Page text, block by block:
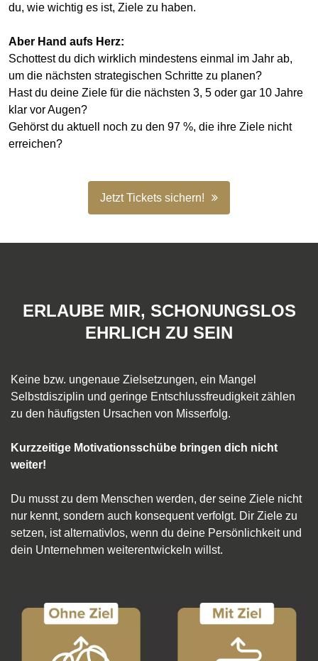
du, wie wichtig es ist, Ziele zu haben.
Aber Hand aufs Herz:
Schottest du dich wirklich mindestens einmal im Jahr ab,
um die nächsten strategischen Schritte zu planen?
Hast du deine Ziele für die nächsten 3, 5 oder gar 10 Jahre
klar vor Augen?
Gehörst du aktuell noch zu den 97 %, die ihre Ziele nicht
erreichen?
Jetzt Tickets sichern!
ERLAUBE MIR, SCHONUNGSLOS
EHRLICH ZU SEIN
Keine bzw. ungenaue Zielsetzungen, ein Mangel
Selbstdisziplin und geringe Entschlussfreudigkeit zählen
zu den häufigsten Ursachen von Misserfolg.
Kurzzeitige Motivationsschübe bringen dich nicht
weiter!
Du musst zu dem Menschen werden, der seine Ziele nicht
nur kennt, sondern auch konsequent verfolgt. Dir Ziele zu
setzen, ist alternativlos, wenn du deine Persönlichkeit und
dein Unternehmen weiterentwickeln willst.